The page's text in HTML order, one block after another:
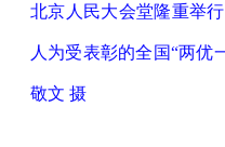
北京人民大会堂隆重举
人为受表彰的全国“两优
敬文 摄